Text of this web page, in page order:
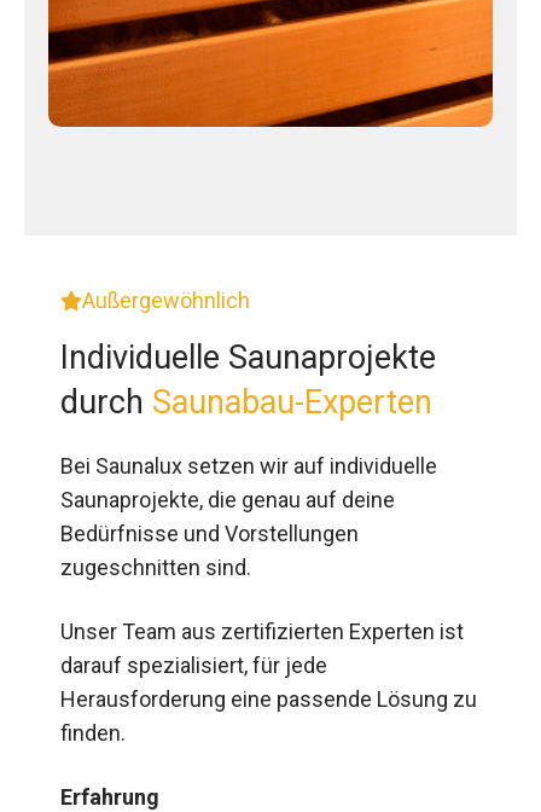
Außergewöhnlich
Individuelle Saunaprojekte
durch Saunabau-Experten
Bei Saunalux setzen wir auf individuelle
Saunaprojekte, die genau auf deine
Bedürfnisse und Vorstellungen
zugeschnitten sind.
Unser Team aus zertifizierten Experten ist
darauf spezialisiert, für jede
Herausforderung eine passende Lösung zu
finden.
Erfahrung